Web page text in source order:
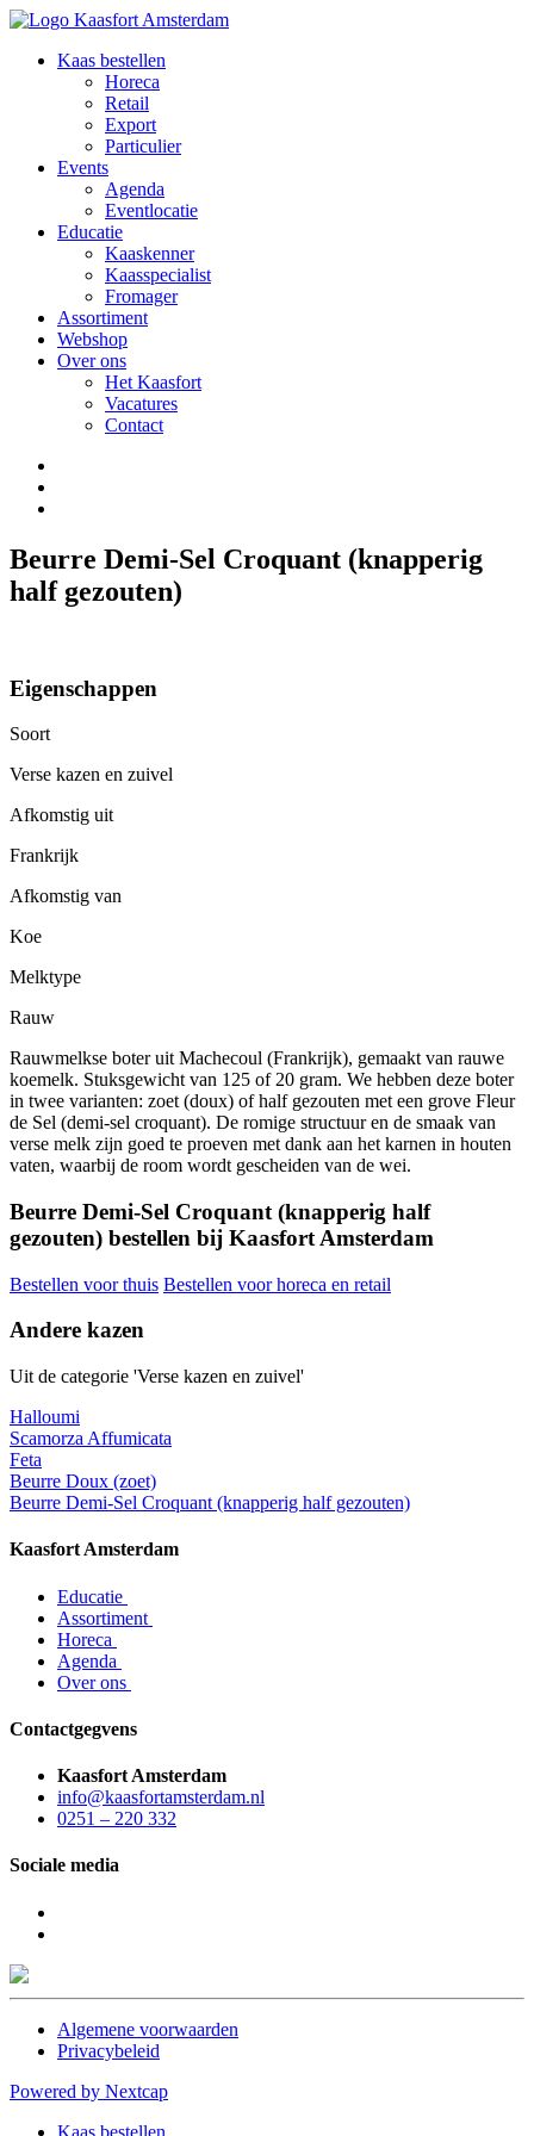
Kaas bestellen
Horeca
Retail
Export
Particulier
Events
Agenda
Eventlocatie
Educatie
Kaaskenner
Kaasspecialist
Fromager
Assortiment
Webshop
Over ons
Het Kaasfort
Vacatures
Contact
Beurre Demi-Sel Croquant (knapperig
half gezouten)
Eigenschappen
Soort
Verse kazen en zuivel
Afkomstig uit
Frankrijk
Afkomstig van
Koe
Melktype
Rauw
Rauwmelkse boter uit Machecoul (Frankrijk), gemaakt van rauwe
koemelk. Stuksgewicht van 125 of 20 gram. We hebben deze boter
in twee varianten: zoet (doux) of half gezouten met een grove Fleur
de Sel (demi-sel croquant). De romige structuur en de smaak van
verse melk zijn goed te proeven met dank aan het karnen in houten
vaten, waarbij de room wordt gescheiden van de wei.
Beurre Demi-Sel Croquant (knapperig half
gezouten) bestellen bij Kaasfort Amsterdam
Bestellen voor thuis Bestellen voor horeca en retail
Andere kazen
Uit de categorie 'Verse kazen en zuivel'
Halloumi
Scamorza Affumicata
Feta
Beurre Doux (zoet)
Beurre Demi-Sel Croquant (knapperig half gezouten)
Kaasfort Amsterdam
Educatie
Assortiment
Horeca
Agenda
Over ons
Contactgegvens
Kaasfort Amsterdam
info@kaasfortamsterdam.nl
0251 – 220 332
Sociale media
Algemene voorwaarden
Privacybeleid
Powered by Nextcap
Kaas bestellen